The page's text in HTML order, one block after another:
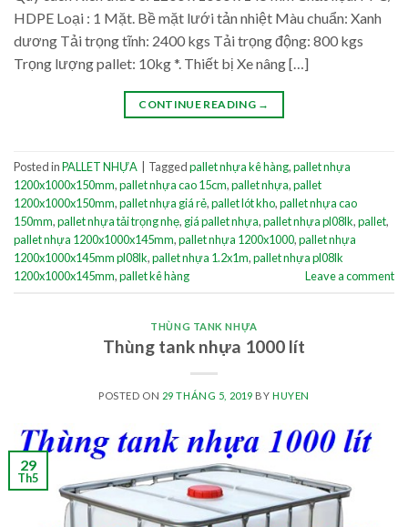
HDPE Loại : 1 Mặt. Bề mặt lưới tản nhiệt Màu chuẩn: Xanh
dương Tải trọng tĩnh: 2400 kgs Tải trọng động: 800 kgs
Trọng lượng pallet: 10kg *. Thiết bị Xe nâng […]
CONTINUE READING →
Posted inPALLET NHỰA Taggedpallet nhựa kê hàng,pallet nhựa
1200x1000x150mm,pallet nhựa cao 15cm,pallet nhựa,pallet
1200x1000x150mm,pallet nhựa giá rẻ,pallet lót kho,pallet nhựa cao
150mm,pallet nhựa tải trọng nhẹ, giá pallet nhựa,pallet nhựa pl08lk,pallet,
pallet nhựa 1200x1000x145mm,pallet nhựa 1200x1000,pallet nhựa
1200x1000x145mm pl08lk,pallet nhựa 1.2x1m,pallet nhựa pl08lk
1200x1000x145mm,pallet kê hàng Leave a comment
THÙNG TANK NHỰA
Thùng tank nhựa 1000 lít
POSTED ON 29 THÁNG 5, 2019 BY HUYEN
29
Th5